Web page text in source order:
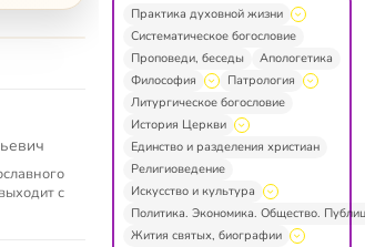
с
Практика духовной жизни
Систематическое богословие
Проповеди, беседы
Апологетика
Философия
Патрология
Литургическое богословие
История Церкви
Единство и разделения христиан
Религиоведение
Искусство и культура
Политика. Экономика. Общество.
Жития святых, биографии